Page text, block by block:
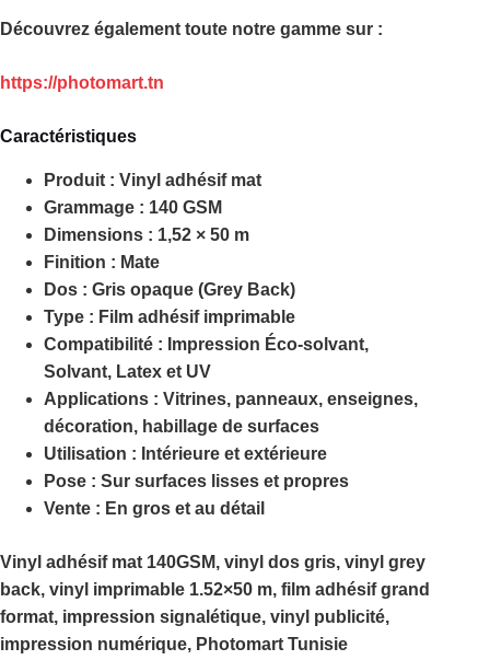
Découvrez également toute notre gamme sur :
https://photomart.tn
Caractéristiques
Produit : Vinyl adhésif mat
Grammage : 140 GSM
Dimensions : 1,52 × 50 m
Finition : Mate
Dos : Gris opaque (Grey Back)
Type : Film adhésif imprimable
Compatibilité : Impression Éco-solvant,
Solvant, Latex et UV
Applications : Vitrines, panneaux, enseignes,
décoration, habillage de surfaces
Utilisation : Intérieure et extérieure
Pose : Sur surfaces lisses et propres
Vente : En gros et au détail
Vinyl adhésif mat 140GSM, vinyl dos gris, vinyl grey
back, vinyl imprimable 1.52×50 m, film adhésif grand
format, impression signalétique, vinyl publicité,
impression numérique, Photomart Tunisie